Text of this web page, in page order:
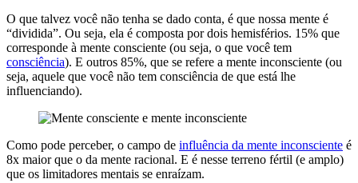
O que talvez você não tenha se dado conta, é que nossa mente é
“dividida”. Ou seja, ela é composta por dois hemisférios. 15% que
corresponde à mente consciente (ou seja, o que você tem
consciência). E outros 85%, que se refere a mente inconsciente (ou
seja, aquele que você não tem consciência de que está lhe
influenciando).
Como pode perceber, o campo de influência da mente inconsciente é
8x maior que o da mente racional. E é nesse terreno fértil (e amplo)
que os limitadores mentais se enraízam.